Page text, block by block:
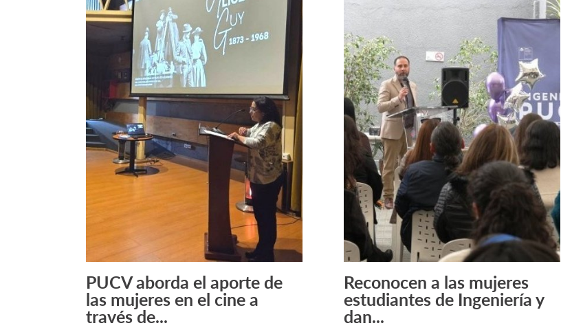
Leer Más +
PUCV aborda el aporte de
las mujeres en el cine a
través de...
Leer Más +
Reconocen a las mujeres
estudiantes de Ingeniería y
dan...